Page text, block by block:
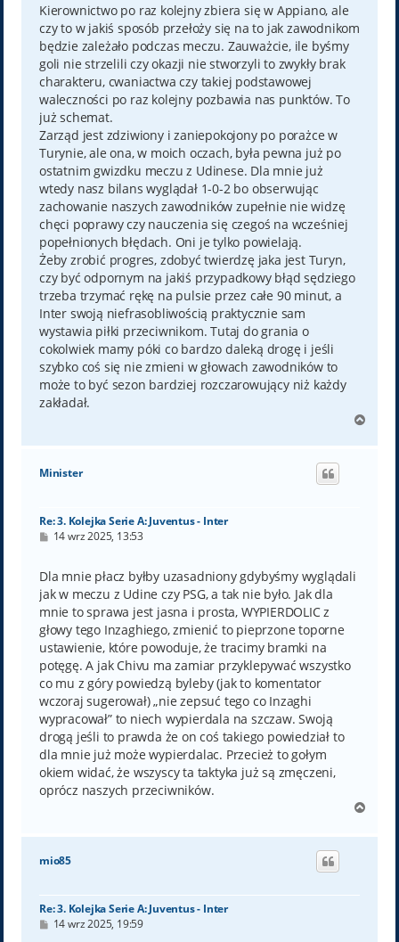
Kierownictwo po raz kolejny zbiera się w Appiano, ale
czy to w jakiś sposób przełoży się na to jak zawodnikom
będzie zależało podczas meczu. Zauważcie, ile byśmy
goli nie strzelili czy okazji nie stworzyli to zwykły brak
charakteru, cwaniactwa czy takiej podstawowej
waleczności po raz kolejny pozbawia nas punktów. To
już schemat.
Zarząd jest zdziwiony i zaniepokojony po porażce w
Turynie, ale ona, w moich oczach, była pewna już po
ostatnim gwizdku meczu z Udinese. Dla mnie już
wtedy nasz bilans wyglądał 1-0-2 bo obserwując
zachowanie naszych zawodników zupełnie nie widzę
chęci poprawy czy nauczenia się czegoś na wcześniej
popełnionych błędach. Oni je tylko powielają.
Żeby zrobić progres, zdobyć twierdzę jaka jest Turyn,
czy być odpornym na jakiś przypadkowy błąd sędziego
trzeba trzymać rękę na pulsie przez całe 90 minut, a
Inter swoją niefrasobliwością praktycznie sam
wystawia piłki przeciwnikom. Tutaj do grania o
cokolwiek mamy póki co bardzo daleką drogę i jeśli
szybko coś się nie zmieni w głowach zawodników to
może to być sezon bardziej rozczarowujący niż każdy
zakładał.
g
Minister
Re: 3. Kolejka Serie A: Juventus - Inter
P
t
14 wrz 2025, 13:53
Dla mnie płacz byłby uzasadniony gdybyśmy wyglądali
jak w meczu z Udine czy PSG, a tak nie było. Jak dla
mnie to sprawa jest jasna i prosta, WYPIERDOLIC z
głowy tego Inzaghiego, zmienić to pieprzone toporne
ustawienie, które powoduje, że tracimy bramki na
potęgę. A jak Chivu ma zamiar przyklepywać wszystko
co mu z góry powiedzą byleby (jak to komentator
wczoraj sugerował) „nie zepsuć tego co Inzaghi
wypracował” to niech wypierdala na szczaw. Swoją
drogą jeśli to prawda że on coś takiego powiedział to
dla mnie już może wypierdalac. Przecież to gołym
okiem widać, że wszyscy ta taktyka już są zmęczeni,
oprócz naszych przeciwników.
g
mio85
Re: 3. Kolejka Serie A: Juventus - Inter
P14 wrz 2025, 19:59